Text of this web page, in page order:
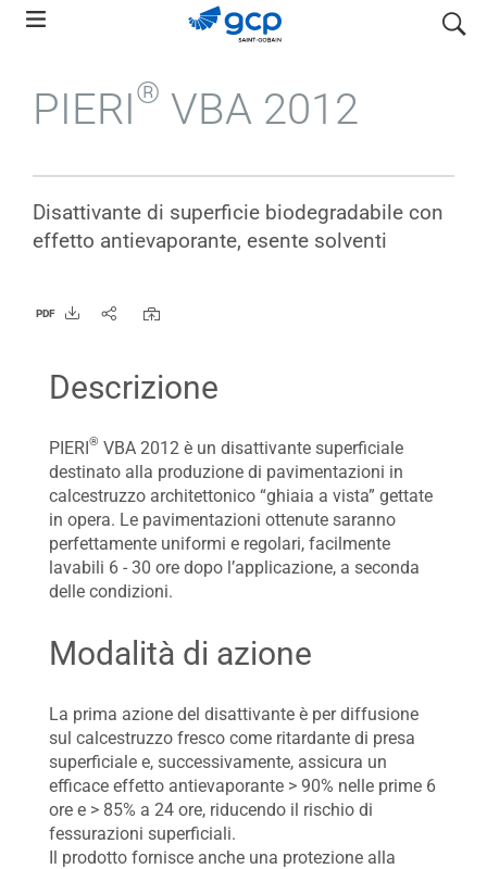
Skip
navigation
search
PIERI® VBA 2012
Disattivante di superficie biodegradabile con
effetto antievaporante, esente solventi
PDF
Descrizione
PIERI® VBA 2012 è un disattivante superficiale
destinato alla produzione di pavimentazioni in
calcestruzzo architettonico “ghiaia a vista” gettate
in opera. Le pavimentazioni ottenute saranno
perfettamente uniformi e regolari, facilmente
lavabili 6 - 30 ore dopo l’applicazione, a seconda
delle condizioni.
Modalità di azione
La prima azione del disattivante è per diffusione
sul calcestruzzo fresco come ritardante di presa
superficiale e, successivamente, assicura un
efficace effetto antievaporante > 90% nelle prime 6
ore e > 85% a 24 ore, riducendo il rischio di
fessurazioni superficiali.
Il prodotto fornisce anche una protezione alla